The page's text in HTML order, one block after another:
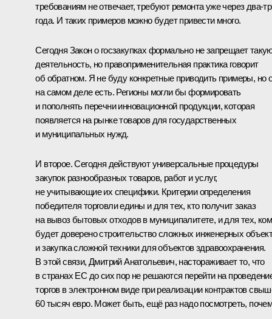
требованиям не отвечает, требуют ремонта уже через два-
года. И таких примеров можно будет привести много.
Сегодня Закон о госзакупках формально не запрещает
деятельность, но правоприменительная практика говорит
об обратном. Я не буду конкретные приводить примеры, но
на самом деле есть. Регионы могли бы формировать
и пополнять перечни инновационной продукции, которая
появляется на рынке товаров для государственных
и муниципальных нужд.
И второе. Сегодня действуют универсальные процедуры
закупок разнообразных товаров, работ и услуг,
не учитывающие их специфики. Критерии определения
победителя торговли едины и для тех, кто получит заказ
на вывоз бытовых отходов в муниципалитете, и для тех,
будет доверено строительство сложных инженерных
и закупка сложной техники для объектов здравоохранения.
В этой связи, Дмитрий Анатольевич, настораживает то, что
в странах ЕС до сих пор не решаются перейти на
торгов в электронном виде при реализации контрактов
60 тысяч евро. Может быть, ещё раз надо посмотреть,